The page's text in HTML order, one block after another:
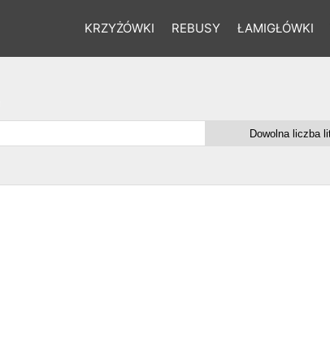
KRZYŻÓWKI REBUSY ŁAMIGŁÓWKI